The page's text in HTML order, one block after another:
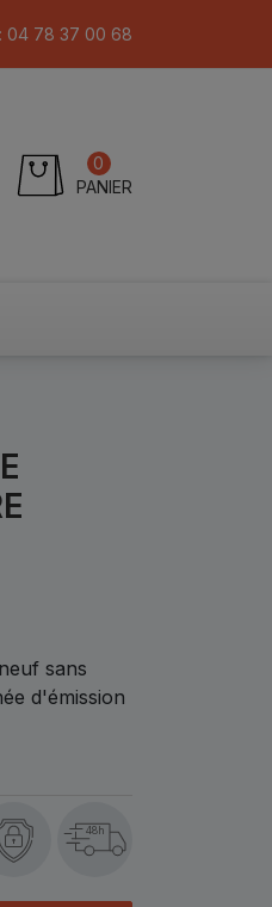
04 78 37 00 68
PANIER
0
neuf sans
d'émission
48h